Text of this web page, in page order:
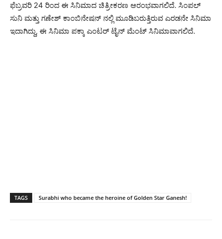
ಫೆಬ್ರವರಿ 24 ರಿಂದ ಈ ಸಿನಿಮಾದ ಚಿತ್ರೀಕರಣ ಆರಂಭವಾಗಲಿದೆ. ಸಿಂಪಲ್
ಸುನಿ ಮತ್ತು ಗಣೇಶ್ ಕಾಂಬಿನೇಷನ್ ನಲ್ಲಿ ಮೂಡಿಬರುತ್ತಿರುವ ಎರಡನೇ ಸಿನಿಮಾ
ಇದಾಗಿದ್ದು, ಈ ಸಿನಿಮಾ ಪಕ್ಕಾ ಎಂಟರ್ ಟೈನ್ ಮೆಂಟ್ ಸಿನಿಮಾವಾಗಲಿದೆ.
TAGS Surabhi who became the heroine of Golden Star Ganesh!